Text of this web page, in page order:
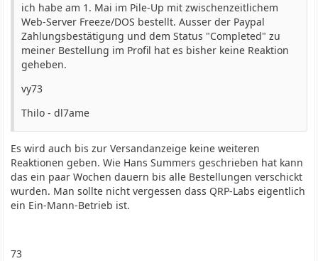
ich habe am 1. Mai im Pile-Up mit zwischenzeitlichem
Web-Server Freeze/DOS bestellt. Ausser der Paypal
Zahlungsbestätigung und dem Status "Completed" zu
meiner Bestellung im Profil hat es bisher keine Reaktion
geheben.
vy73
Thilo - dl7ame
Es wird auch bis zur Versandanzeige keine weiteren
Reaktionen geben. Wie Hans Summers geschrieben hat kann
das ein paar Wochen dauern bis alle Bestellungen verschickt
wurden. Man sollte nicht vergessen dass QRP-Labs eigentlich
ein Ein-Mann-Betrieb ist.
73